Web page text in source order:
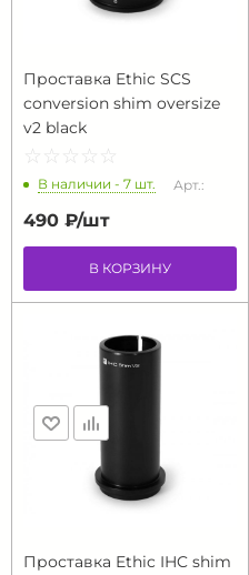
Проставка Ethic SCS
conversion shim oversize
v2 black
☆ ☆ ☆ ☆ ☆
★ ★ ★ ★ ★
В наличии - 7 шт. Арт.:
490 ₽/шт
В КОРЗИНУ
Проставка Ethic IHC shim